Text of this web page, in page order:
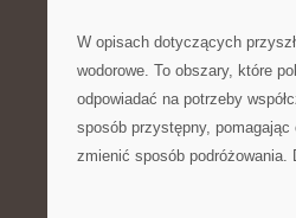
W opisach dotyczących
wodorowe. To obszary, które
odpowiadać na potrzeby
sposób przystępny,
zmienić sposób podróżowania.